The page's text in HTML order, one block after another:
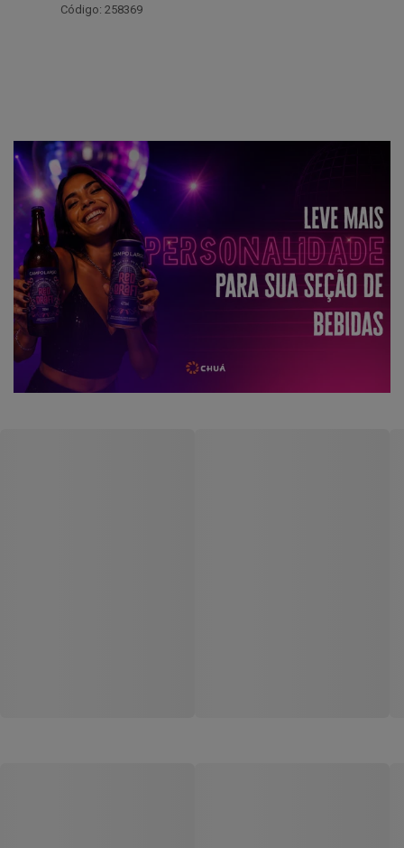
Código: 258369